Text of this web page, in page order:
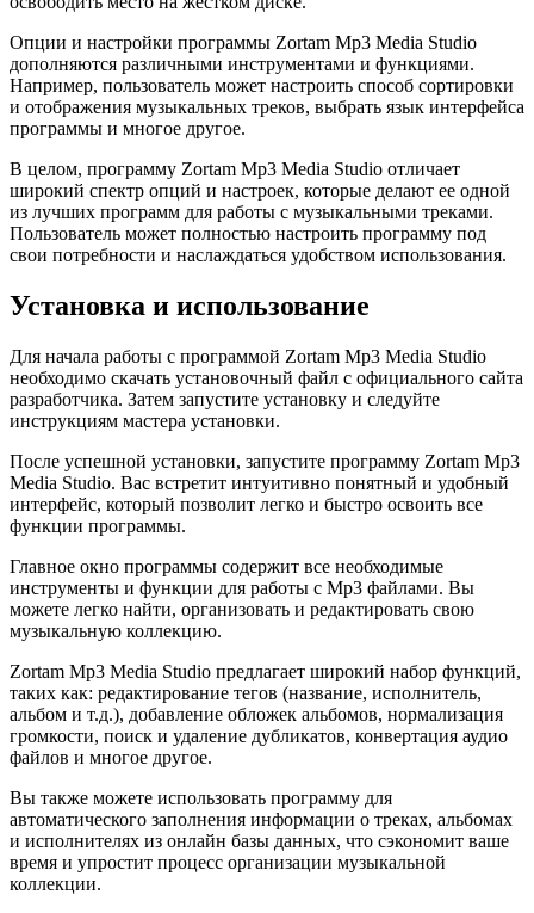
Опции и настройки программы Zortam Mp3 Media Studio
дополняются различными инструментами и функциями.
Например, пользователь может настроить способ сортировки
и отображения музыкальных треков, выбрать язык интерфейса
программы и многое другое.
В целом, программу Zortam Mp3 Media Studio отличает
широкий спектр опций и настроек, которые делают ее одной
из лучших программ для работы с музыкальными треками.
Пользователь может полностью настроить программу под
свои потребности и наслаждаться удобством использования.
Установка и использование
Для начала работы с программой Zortam Mp3 Media Studio
необходимо скачать установочный файл с официального сайта
разработчика. Затем запустите установку и следуйте
инструкциям мастера установки.
После успешной установки, запустите программу Zortam Mp3
Media Studio. Вас встретит интуитивно понятный и удобный
интерфейс, который позволит легко и быстро освоить все
функции программы.
Главное окно программы содержит все необходимые
инструменты и функции для работы с Mp3 файлами. Вы
можете легко найти, организовать и редактировать свою
музыкальную коллекцию.
Zortam Mp3 Media Studio предлагает широкий набор функций,
таких как: редактирование тегов (название, исполнитель,
альбом и т.д.), добавление обложек альбомов, нормализация
громкости, поиск и удаление дубликатов, конвертация аудио
файлов и многое другое.
Вы также можете использовать программу для
автоматического заполнения информации о треках, альбомах
и исполнителях из онлайн базы данных, что сэкономит ваше
время и упростит процесс организации музыкальной
коллекции.